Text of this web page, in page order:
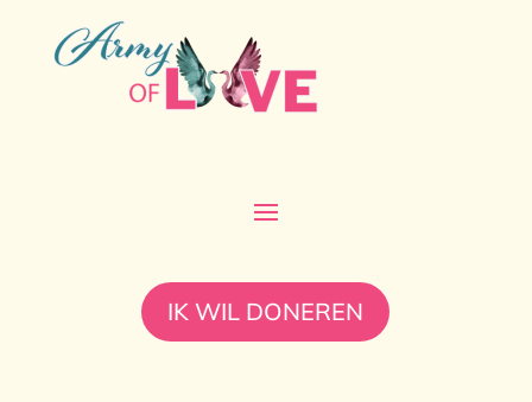
IK WIL DONEREN